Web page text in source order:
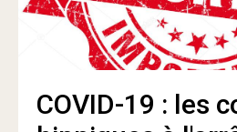
COVID-19 : les